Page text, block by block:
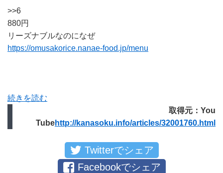
>>6
880円
リーズナブルなのになぜ
https://omusakorice.nanae-food.jp/menu
続きを読む
取得元：You
Tubehttp://kanasoku.info/articles/32001760.html
Twitterでシェア
Facebookでシェア